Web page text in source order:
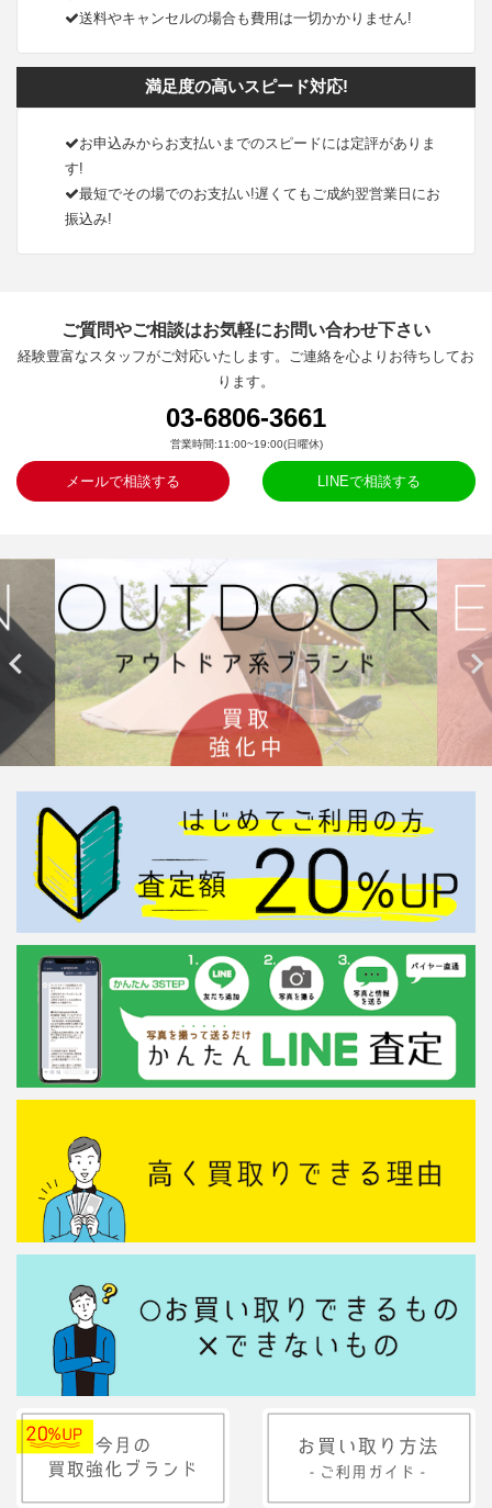
送料やキャンセルの場合も費用は一切かかりません!
満足度の高いスピード対応!
お申込みからお支払いまでのスピードには定評がありま
す!
最短でその場でのお支払い!遅くてもご成約翌営業日にお
振込み!
ご質問やご相談はお気軽にお問い合わせ下さい
経験豊富なスタッフがご対応いたします。ご連絡を心よりお待ちしてお
ります。
03-6806-3661
営業時間:11:00~19:00(日曜休)
メールで相談する LINEで相談する
 